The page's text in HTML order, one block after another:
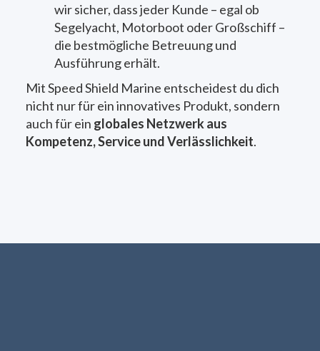
wir sicher, dass jeder Kunde – egal ob
Segelyacht, Motorboot oder Großschiff –
die bestmögliche Betreuung und
Ausführung erhält.
Mit Speed Shield Marine entscheidest du dich
nicht nur für ein innovatives Produkt, sondern
auch für ein globales Netzwerk aus
Kompetenz, Service und Verlässlichkeit.